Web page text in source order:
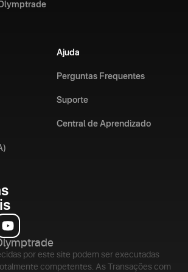
Ajuda
Perguntas Frequentes
Suporte
Central de Aprendizado
por este site podem ser executadas
competentes. As Transações com